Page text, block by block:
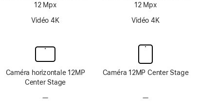
12 Mpx
Vidéo 4K
Caméra horizontale 12MP
Center Stage
—Pas
12 Mpx
Vidéo 4K
Caméra 12MP Center Stage
—Pas